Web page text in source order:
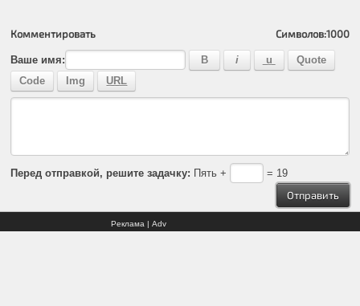
Комментировать Символов:1000
Ваше имя:
Перед отправкой, решите задачку: Пять + = 19
Реклама | Adv